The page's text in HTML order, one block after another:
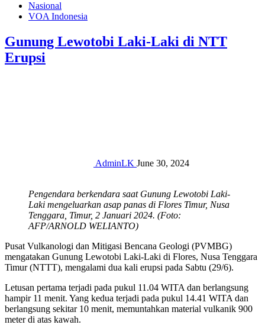
Nasional
VOA Indonesia
Gunung Lewotobi Laki-Laki di NTT
Erupsi
AdminLK June 30, 2024
Pengendara berkendara saat Gunung Lewotobi Laki-
Laki mengeluarkan asap panas di Flores Timur, Nusa
Tenggara, Timur, 2 Januari 2024. (Foto:
AFP/ARNOLD WELIANTO)
Pusat Vulkanologi dan Mitigasi Bencana Geologi (PVMBG)
mengatakan Gunung Lewotobi Laki-Laki di Flores, Nusa Tenggara
Timur (NTTT), mengalami dua kali erupsi pada Sabtu (29/6).
Letusan pertama terjadi pada pukul 11.04 WITA dan berlangsung
hampir 11 menit. Yang kedua terjadi pada pukul 14.41 WITA dan
berlangsung sekitar 10 menit, memuntahkan material vulkanik 900
meter di atas kawah.